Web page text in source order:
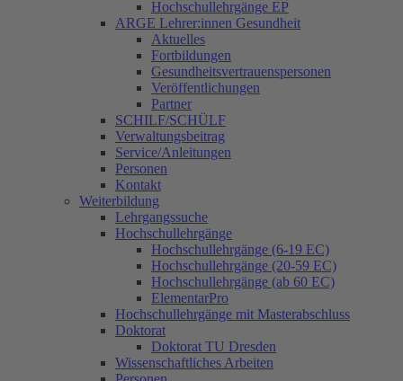
Hochschullehrgänge EP
ARGE Lehrer:innen Gesundheit
Aktuelles
Fortbildungen
Gesundheitsvertrauenspersonen
Veröffentlichungen
Partner
SCHILF/SCHÜLF
Verwaltungsbeitrag
Service/Anleitungen
Personen
Kontakt
Weiterbildung
Lehrgangssuche
Hochschullehrgänge
Hochschullehrgänge (6-19 EC)
Hochschullehrgänge (20-59 EC)
Hochschullehrgänge (ab 60 EC)
ElementarPro
Hochschullehrgänge mit Masterabschluss
Doktorat
Doktorat TU Dresden
Wissenschaftliches Arbeiten